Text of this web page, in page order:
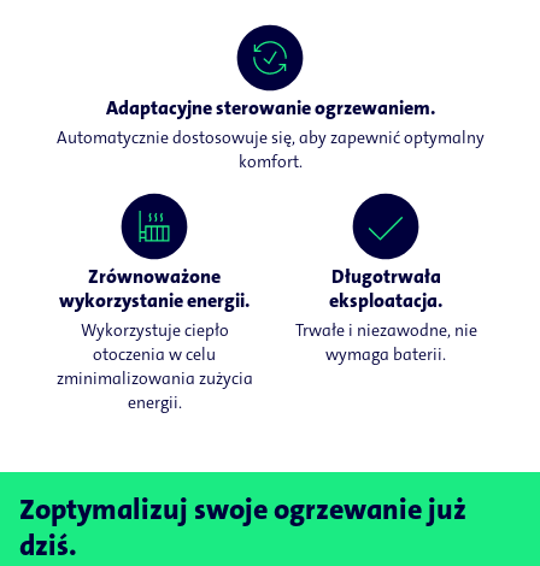
Adaptacyjne sterowanie ogrzewaniem.
Automatycznie dostosowuje się, aby zapewnić optymalny
komfort.
Zrównoważone
wykorzystanie energii.
Wykorzystuje ciepło
otoczenia w celu
zminimalizowania zużycia
energii.
Długotrwała
eksploatacja.
Trwałe i niezawodne, nie
wymaga baterii.
Zoptymalizuj swoje ogrzewanie już
dziś.